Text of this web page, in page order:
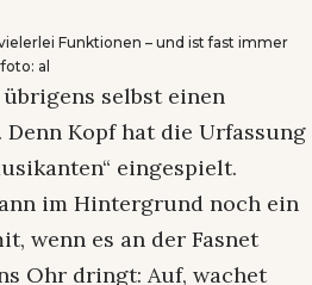
Funktionen – und ist fast immer
al
selbst einen
Kopf hat die Urfassung
eingespielt.
im Hintergrund noch ein
wenn es an der Fasnet
Ohr dringt: Auf, wachet